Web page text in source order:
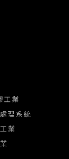
工業
理系統
業